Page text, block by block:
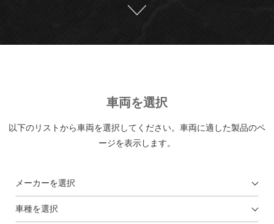
車両を選択
以下のリストから車両を選択してください。車両に適した製品のペ
ージを表示します。